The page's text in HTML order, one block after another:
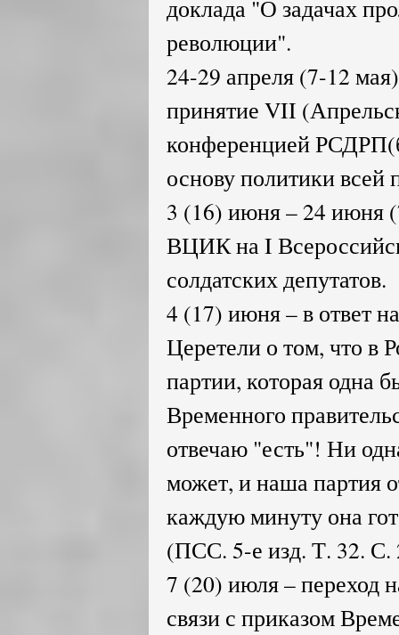
доклада "О задачах
революции".
24-29 апреля (7-12
принятие VII
конференцией
основу политики всей
3 (16) июня – 24 июня
ВЦИК на I
солдатских депутатов.
4 (17) июня – в ответ
Церетели о том, что в
партии, которая одна
Временного
отвечаю "есть"! Ни
может, и наша партия
каждую минуту она
(ПСС. 5-е изд. Т. 32. С.
7 (20) июля – переход
связи с приказом